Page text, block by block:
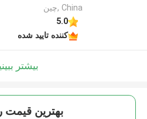
China ,چین
5.0
کننده تایید شده
بیشتر
بهترين قيمت